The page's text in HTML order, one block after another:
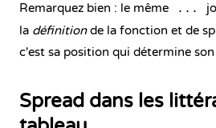
Remarquez bien : le même ...
la définitionde la fonction et de
c'est sa position qui détermine
Spread dans les